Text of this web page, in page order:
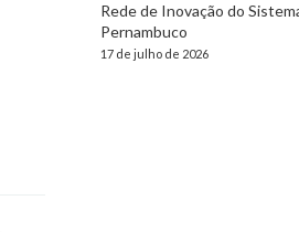
Rede de Inovação do
Pernambuco
17 de julho de 2026